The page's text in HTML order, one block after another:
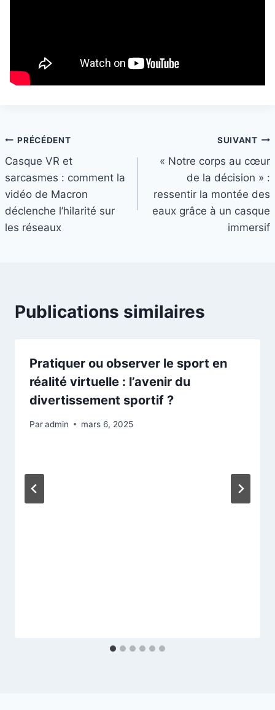
Navigation
de
l’article
PRÉCÉDENT
Casque VR et
sarcasmes : comment la
vidéo de Macron
déclenche l’hilarité sur
les réseaux
SUIVANT
« Notre corps au cœur
de la décision » :
ressentir la montée des
eaux grâce à un casque
immersif
Publications similaires
Pratiquer ou observer le sport en
réalité virtuelle : l’avenir du
divertissement sportif ?
Paradmin mars 6, 2025